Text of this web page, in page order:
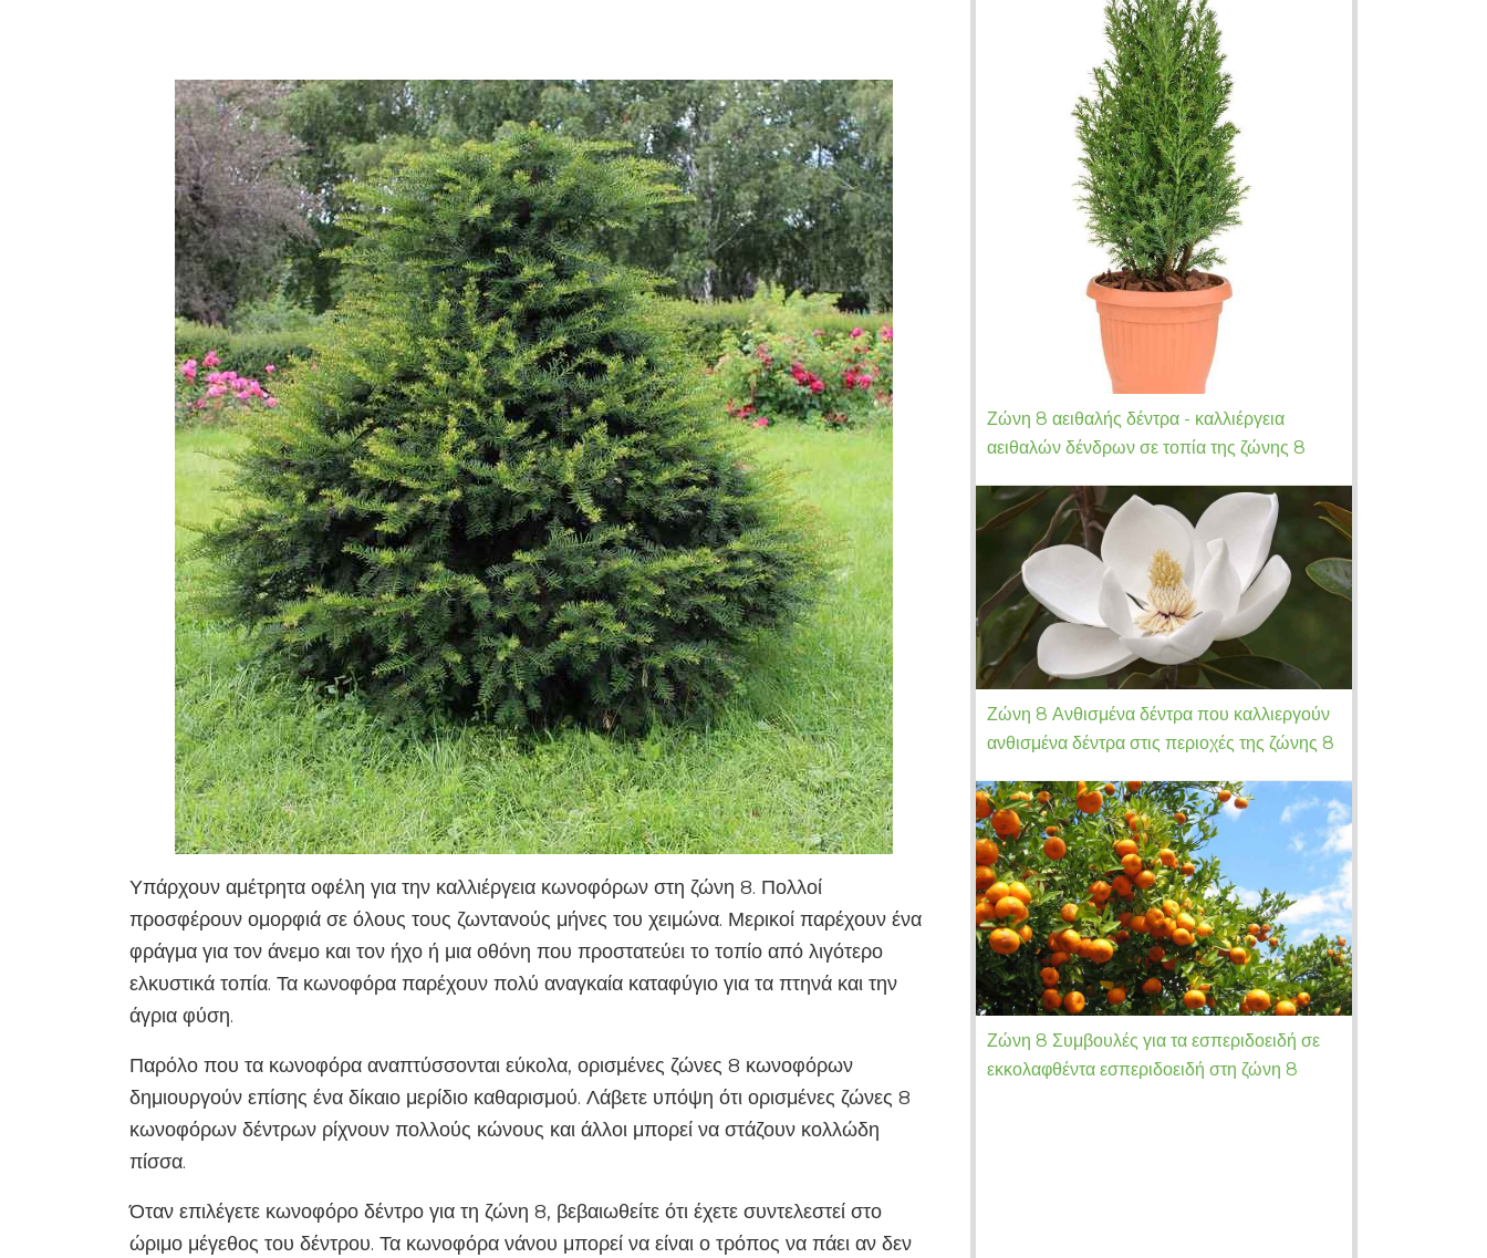
Υπάρχουν αμέτρητα οφέλη για την καλλιέργεια κωνοφόρων στη ζώνη 8. Πολλοί
προσφέρουν ομορφιά σε όλους τους ζωντανούς μήνες του χειμώνα. Μερικοί παρέχουν ένα
φράγμα για τον άνεμο και τον ήχο ή μια οθόνη που προστατεύει το τοπίο από λιγότερο
ελκυστικά τοπία. Τα κωνοφόρα παρέχουν πολύ αναγκαία καταφύγιο για τα πτηνά και την
άγρια ​​φύση.
Παρόλο που τα κωνοφόρα αναπτύσσονται εύκολα, ορισμένες ζώνες 8 κωνοφόρων
δημιουργούν επίσης ένα δίκαιο μερίδιο καθαρισμού. Λάβετε υπόψη ότι ορισμένες ζώνες 8
κωνοφόρων δέντρων ρίχνουν πολλούς κώνους και άλλοι μπορεί να στάζουν κολλώδη
πίσσα.
Όταν επιλέγετε κωνοφόρο δέντρο για τη ζώνη 8, βεβαιωθείτε ότι έχετε συντελεστεί στο
ώριμο μέγεθος του δέντρου. Τα κωνοφόρα νάνου μπορεί να είναι ο τρόπος να πάει αν δεν
Ζώνη 8 αειθαλής δέντρα - καλλιέργεια
αειθαλών δένδρων σε τοπία της ζώνης 8
Ζώνη 8 Ανθισμένα δέντρα που καλλιεργούν
ανθισμένα δέντρα στις περιοχές της ζώνης 8
Ζώνη 8 Συμβουλές για τα εσπεριδοειδή σε
εκκολαφθέντα εσπεριδοειδή στη ζώνη 8